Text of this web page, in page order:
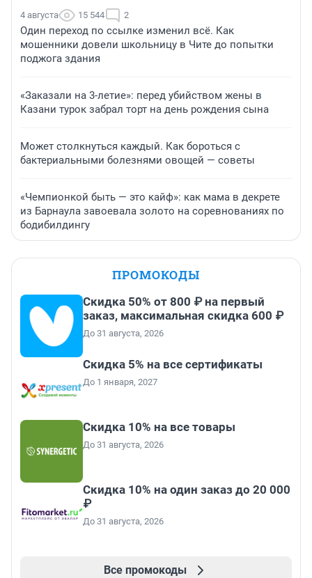
4 августа 15 544 2
Один переход по ссылке изменил всё. Как
мошенники довели школьницу в Чите до попытки
поджога здания
«Заказали на 3-летие»: перед убийством жены в
Казани турок забрал торт на день рождения сына
Может столкнуться каждый. Как бороться с
бактериальными болезнями овощей — советы
«Чемпионкой быть — это кайф»: как мама в декрете
из Барнаула завоевала золото на соревнованиях по
бодибилдингу
ПРОМОКОДЫ
Скидка 50% от 800 ₽ на первый
заказ, максимальная скидка 600 ₽
До 31 августа, 2026
Скидка 5% на все сертификаты
До 1 января, 2027
Скидка 10% на все товары
До 31 августа, 2026
Скидка 10% на один заказ до 20 000
₽
До 31 августа, 2026
Все промокоды